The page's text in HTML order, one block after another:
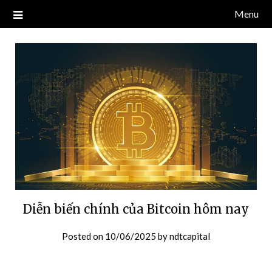
NDT CAPITAL | BLOG TIỀN
Blog về thị trường crypto, tiền điện tử, tiền mã hoá, công nghệ
blockchain.
Menu
Diễn biến chính của Bitcoin hôm nay
Posted on 10/06/2025 byndtcapital